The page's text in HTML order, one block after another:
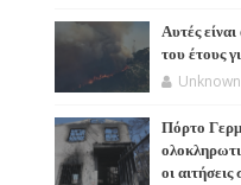
Αυτές
του έτους
Unknown
Πόρτο
οι